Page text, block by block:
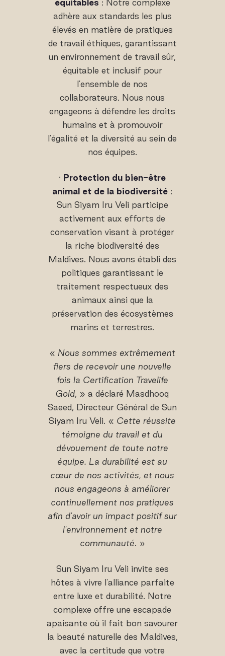
équitables : Notre complexe
adhère aux standards les plus
élevés en matière de pratiques
de travail éthiques, garantissant
un environnement de travail sûr,
équitable et inclusif pour
l'ensemble de nos
collaborateurs. Nous nous
engageons à défendre les droits
humains et à promouvoir
l'égalité et la diversité au sein de
nos équipes.
· Protection du bien-être
animal et de la biodiversité :
Sun Siyam Iru Veli participe
activement aux efforts de
conservation visant à protéger
la riche biodiversité des
Maldives. Nous avons établi des
politiques garantissant le
traitement respectueux des
animaux ainsi que la
préservation des écosystèmes
marins et terrestres.
« Nous sommes extrêmement
fiers de recevoir une nouvelle
fois la Certification Travelife
Gold, » a déclaré Masdhooq
Saeed, Directeur Général de Sun
Siyam Iru Veli. « Cette réussite
témoigne du travail et du
dévouement de toute notre
équipe. La durabilité est au
cœur de nos activités, et nous
nous engageons à améliorer
continuellement nos pratiques
afin d'avoir un impact positif sur
l'environnement et notre
communauté. »
Sun Siyam Iru Veli invite ses
hôtes à vivre l'alliance parfaite
entre luxe et durabilité. Notre
complexe offre une escapade
apaisante où il fait bon savourer
la beauté naturelle des Maldives,
avec la certitude que votre